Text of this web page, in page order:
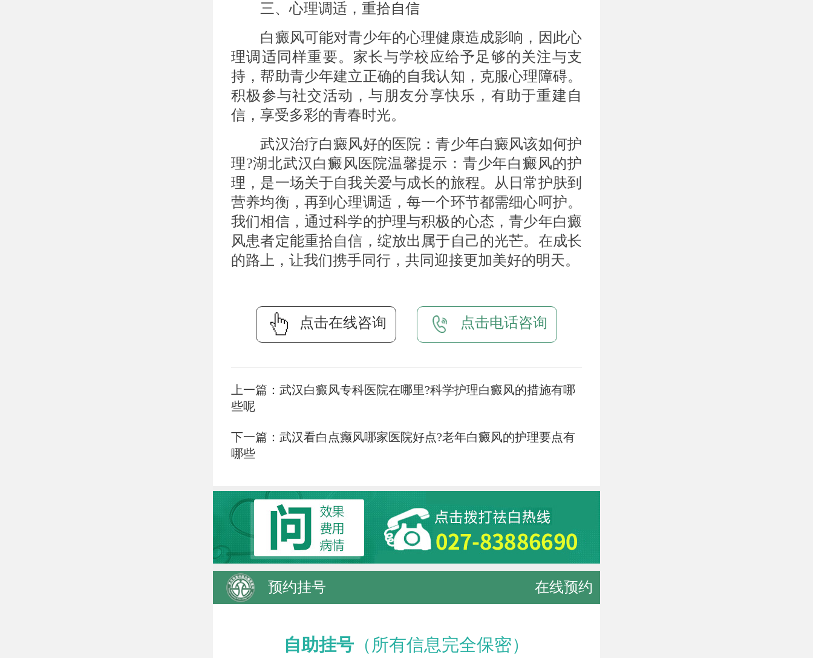
三、心理调适，重拾自信
白癜风可能对青少年的心理健康造成影响，因此心
理调适同样重要。家长与学校应给予足够的关注与支
持，帮助青少年建立正确的自我认知，克服心理障碍。
积极参与社交活动，与朋友分享快乐，有助于重建自
信，享受多彩的青春时光。
武汉治疗白癜风好的医院：青少年白癜风该如何护
理?湖北武汉白癜风医院温馨提示：青少年白癜风的护
理，是一场关于自我关爱与成长的旅程。从日常护肤到
营养均衡，再到心理调适，每一个环节都需细心呵护。
我们相信，通过科学的护理与积极的心态，青少年白癜
风患者定能重拾自信，绽放出属于自己的光芒。在成长
的路上，让我们携手同行，共同迎接更加美好的明天。
点击在线咨询 点击电话咨询
上一篇： 武汉白癜风专科医院在哪里?科学护理白癜风的措施有哪
些呢
下一篇： 武汉看白点癫风哪家医院好点?老年白癜风的护理要点有
哪些
预约挂号 在线预约
自助挂号 （所有信息完全保密）